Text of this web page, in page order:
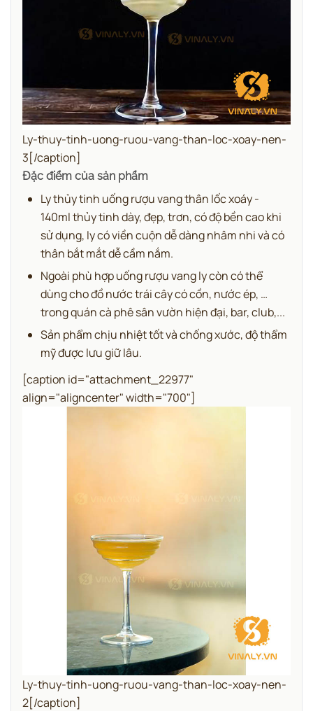
Ly-thuy-tinh-uong-ruou-vang-than-loc-xoay-nen-
3[/caption]
Đặc điểm của sản phẩm
Ly thủy tinh uống rượu vang thân lốc xoáy -
140mlthủy tinh dày, đẹp, trơn,có độ bền cao khi
sử dụng, ly có viền cuộn dễ dàng nhâm nhi và có
thân bắt mắt dễ cầm nắm.
Ngoài phù hợp uống rượu vang ly còn có thể
dùng cho đồ nước trái cây có cồn, nước ép, …
trong quán cà phê sân vườn hiện đại, bar, club,...
Sản phẩm chịu nhiệt tốt và chống xước, độ thẩm
mỹ được lưu giữ lâu.
[caption id="attachment_22977"
align="aligncenter" width="700"]
Ly-thuy-tinh-uong-ruou-vang-than-loc-xoay-nen-
2[/caption]